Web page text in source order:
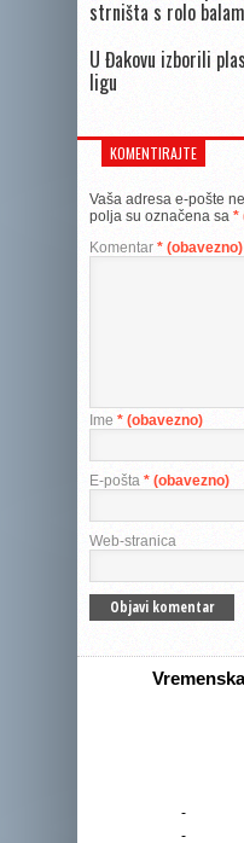
strništa s rolo
U Đakovu izborili
ligu
KOMENTIRAJTE
Vaša adresa e-pošte
polja su označena sa *
Komentar * (obavezno)
Ime * (obavezno)
E-pošta * (obavezno)
Web-stranica
-
-